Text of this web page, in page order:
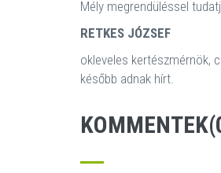
Mély megrendüléssel
RETKES JÓZSEF
okleveles kertészmérnök,
később adnak hírt.